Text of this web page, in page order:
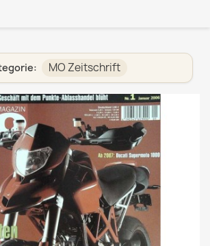
MO Zeitschrift